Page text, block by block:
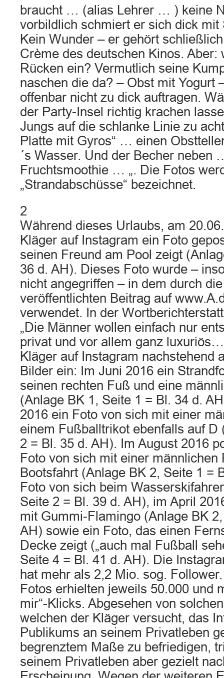
braucht … (alias Lehrer … ) keine
vorbildlich schmiert er sich dick mit
Kein Wunder – er gehört
Crème des deutschen Kinos. Aber:
Rücken ein? Vermutlich seine
naschen die da? – Obst mit Yogurt
offenbar nicht zu dick auftragen.
der Party-Insel richtig krachen
Jungs auf die schlanke Linie zu
Platte mit Gyros“ … einen
´s Wasser. Und der Becher neben
Fruchtsmoothie … „. Die Fotos
„Strandabschüsse“ bezeichnet.
2
Während dieses Urlaubs, am
Kläger auf Instagram ein Foto
seinen Freund am Pool zeigt
36 d. AH). Dieses Foto wurde –
nicht angegriffen – in dem durch
veröffentlichten Beitrag auf
verwendet. In der
„Die Männer wollen einfach nur
privat und vor allem ganz
Kläger auf Instagram nachstehend
Bilder ein: Im Juni 2016 ein
seinen rechten Fuß und eine
(Anlage BK 1, Seite 1 = Bl. 34 d.
2016 ein Foto von sich mit einer
einem Fußballtrikot ebenfalls auf D
2 = Bl. 35 d. AH). Im August 2016
Foto von sich mit einer männlichen
Bootsfahrt (Anlage BK 2, Seite 1 =
Foto von sich beim
Seite 2 = Bl. 39 d. AH), im April
mit Gummi-Flamingo (Anlage BK
AH) sowie ein Foto, das einen
Decke zeigt („auch mal Fußball
Seite 4 = Bl. 41 d. AH). Die
hat mehr als 2,2 Mio. sog.
Fotos erhielten jeweils 50.000 und
mir“-Klicks. Abgesehen von
welchen der Kläger versucht, das
Publikums an seinem Privatleben
begrenztem Maße zu befriedigen,
seinem Privatleben aber gezielt